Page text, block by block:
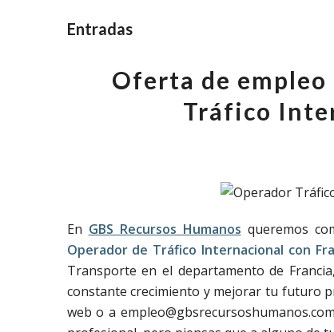
Entradas
Oferta de empleo
Tráfico
En GBS Recursos Humanos queremos
Operador de Tráfico Internacional con
Transporte en el departamento de
constante crecimiento y mejorar tu futuro
web o a